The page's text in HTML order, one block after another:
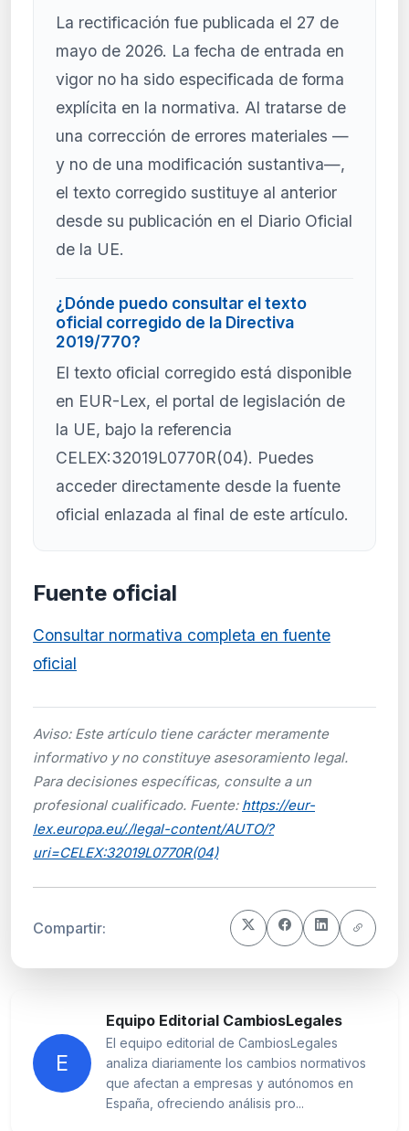
La rectificación fue publicada el 27 de
mayo de 2026. La fecha de entrada en
vigor no ha sido especificada de forma
explícita en la normativa. Al tratarse de
una corrección de errores materiales —
y no de una modificación sustantiva—,
el texto corregido sustituye al anterior
desde su publicación en el Diario Oficial
de la UE.
¿Dónde puedo consultar el texto
oficial corregido de la Directiva
2019/770?
El texto oficial corregido está disponible
en EUR-Lex, el portal de legislación de
la UE, bajo la referencia
CELEX:32019L0770R(04). Puedes
acceder directamente desde la fuente
oficial enlazada al final de este artículo.
Fuente oficial
Consultar normativa completa en fuente
oficial
Aviso: Este artículo tiene carácter meramente
informativo y no constituye asesoramiento legal.
Para decisiones específicas, consulte a un
profesional cualificado. Fuente: https://eur-
lex.europa.eu/./legal-content/AUTO/?
uri=CELEX:32019L0770R(04)
Compartir:
E
Equipo Editorial CambiosLegales
El equipo editorial de CambiosLegales
analiza diariamente los cambios normativos
que afectan a empresas y autónomos en
España, ofreciendo análisis pro...